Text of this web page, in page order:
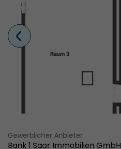
Gewerblicher Anbieter
Bank 1 Saar Immobilien GmbH